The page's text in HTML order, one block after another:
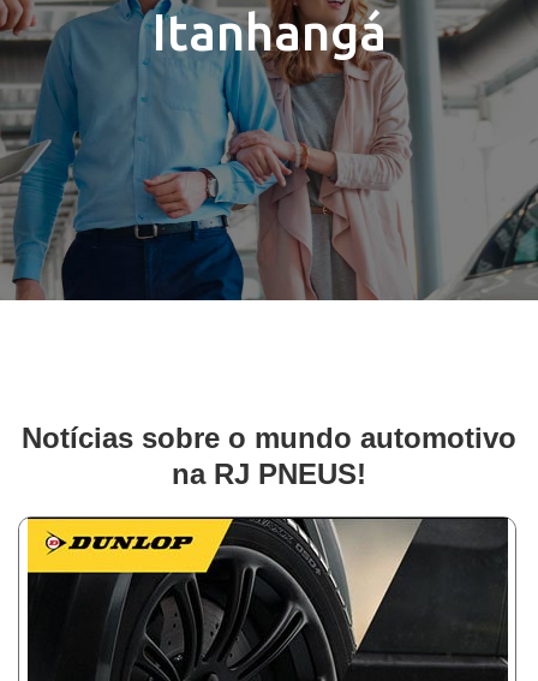
Itanhangá
Notícias sobre o mundo automotivo
na RJ PNEUS!